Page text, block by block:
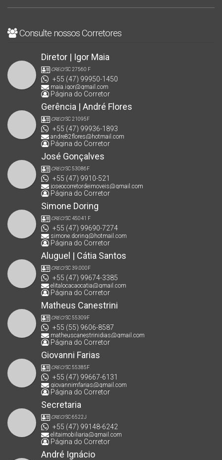
Consulte nossos Corretores
Diretor | Igor Maia
CRECISC 27560 F
+55 (47) 99950-1450
maia.igor@gmail.com
Página do Corretor
Gerência | André Flores
CRECISC 21095F
+55 (47) 99936-1893
andre82flores@hotmail.com
Página do Corretor
José Gonçalves
CRECISC 53086F
+55 (47) 9910-521
joseocorretordeimoveis@gmail.com
Página do Corretor
Simone Doring
CRECISC 45041 F
+55 (47) 99690-7274
simone.doring@hotmail.com
Página do Corretor
Aluguel | Cátia Santos
CRECISC 39.000F
+55 (47) 99674-3385
elitalocacaocatia@gmail.com
Página do Corretor
Matheus Canestrini
CRECISC 55309F
+55 (55) 9606-8587
matheuscanestrinidias@gmail.com
Página do Corretor
Giovanni Farias
CRECISC 55385F
+55 (47) 99667-6131
giovannimfarias@gmail.com
Página do Corretor
Secretaria
CRECISC 6522J
+55 (47) 99148-6242
elitaimobiliaria@gmail.com
Página do Corretor
André Ignácio